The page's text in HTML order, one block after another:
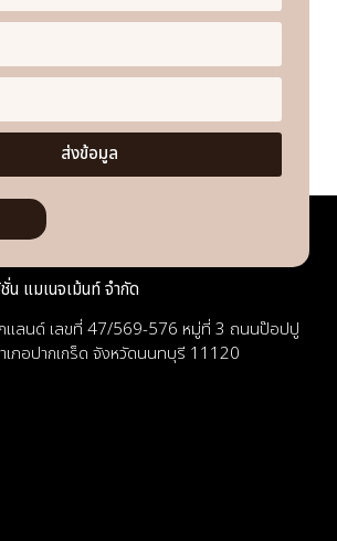
ส่งข้อมูล
แมเนจเม้นท์ จำกัด
แลนด์ เลขที่ 47/569-576 หมู่ที่ 3 ถนนป๊อปปู
เภอปากเกร็ด จังหวัดนนทบุรี 11120